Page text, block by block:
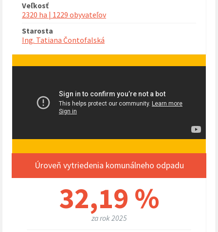
Veľkosť
2320 ha | 1229 obyvateľov
Starosta
Ing. Tatiana Čontofalská
Úroveň vytriedenia komunálneho odpadu
32,19 %
za rok 2025